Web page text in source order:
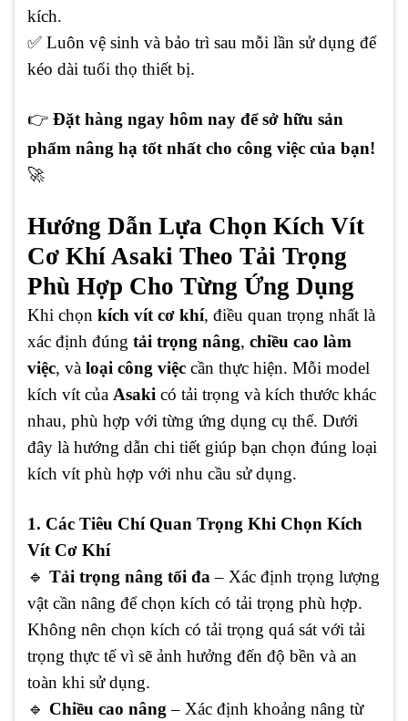
kích.
✅ Luôn vệ sinh và bảo trì sau mỗi lần sử dụng để
kéo dài tuổi thọ thiết bị.
👉 Đặt hàng ngay hôm nay để sở hữu sản
phẩm nâng hạ tốt nhất cho công việc của bạn!
🚀
Hướng Dẫn Lựa Chọn Kích Vít
Cơ Khí Asaki Theo Tải Trọng
Phù Hợp Cho Từng Ứng Dụng
Khi chọn kích vít cơ khí, điều quan trọng nhất là
xác định đúng tải trọng nâng, chiều cao làm
việc, và loại công việc cần thực hiện. Mỗi model
kích vít của Asaki có tải trọng và kích thước khác
nhau, phù hợp với từng ứng dụng cụ thể. Dưới
đây là hướng dẫn chi tiết giúp bạn chọn đúng loại
kích vít phù hợp với nhu cầu sử dụng.
1. Các Tiêu Chí Quan Trọng Khi Chọn Kích
Vít Cơ Khí
🔹 Tải trọng nâng tối đa – Xác định trọng lượng
vật cần nâng để chọn kích có tải trọng phù hợp.
Không nên chọn kích có tải trọng quá sát với tải
trọng thực tế vì sẽ ảnh hưởng đến độ bền và an
toàn khi sử dụng.
🔹 Chiều cao nâng – Xác định khoảng nâng từ